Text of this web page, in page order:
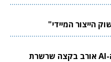
צוואר הבקבוק הבא בשוק ה-AI אורב בקצה שרשרת